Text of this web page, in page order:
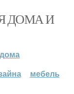
ДОМА И
мебель